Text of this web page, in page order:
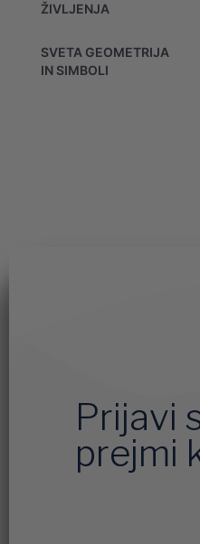
ŽIVLJENJA
SVETA GEOMETRIJA
IN SIMBOLI
Prijavi
prejmi